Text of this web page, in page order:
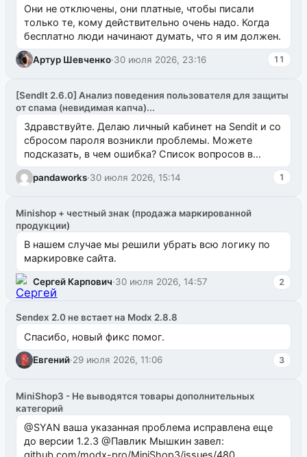
Они не отключены, они платные, чтобы писали
только те, кому действительно очень надо. Когда
бесплатно люди начинают думать, что я им должен.
Артур Шевченко·30 июля 2026, 23:16 11
[SendIt 2.6.0] Анализ поведения пользователя для защиты
от спама (невидимая капча)...
Здравствуйте. Делаю личный кабинет на Sendit и со
сбросом пароля возникли проблемы. Можете
подсказать, в чем ошибка? Список вопросов в
одноименном разделе на modx.pro пока пуст, и,...
pandaworks·30 июля 2026, 15:14 1
Minishop + честный знак (продажа маркированной
продукции)
В нашем случае мы решили убрать всю логику по
маркировке сайта.
Сергей Карпович·30 июля 2026, 14:57 2
Sendex 2.0 не встает на Modx 2.8.8
Спасибо, новый фикс помог.
Евгений·29 июля 2026, 11:06 3
MiniShop3 - Не выводятся товары дополнительных
категорий
@SYAN ваша указанная проблема исправлена еще
до версии 1.2.3 @Павлик Мышкин завел:
github.com/modx-pro/MiniShop3/issues/480